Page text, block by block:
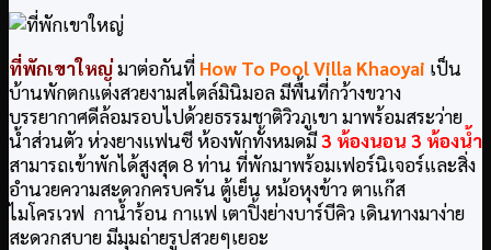
ที่พักเขาใหญ่มาต่อกันที่ How To Pool Villa Khaoyai เป็น
บ้านพักตกแต่งสวยงามสไตล์มินิมอล มีพื้นที่กว้างขวาง
บรรยากาศดีล้อมรอบไปด้วยธรรมชาติวิวภูเขา มาพร้อมสระว่าย
น้ำส่วนตัว ห่วงยางแฟนซี ห้องพักทั้งหมดมี3 ห้องนอน 3 ห้องน้ำ
สามารถเข้าพักได้สูงสุด 8 ท่าน ที่พักมาพร้อมเฟอร์นิเจอร์และสิ่ง
อำนวยความสะดวกครบครัน ตู้เย็น หม้อหุงข้าว ตาแก๊ส
ไมโครเวฟ กาน้ำร้อน กาแฟ เตาปิ้งย่างบาร์บีคิว เดินทางมาง่าย
สะดวกสบาย มีมุมถ่ายรูปสวยๆเยอะ